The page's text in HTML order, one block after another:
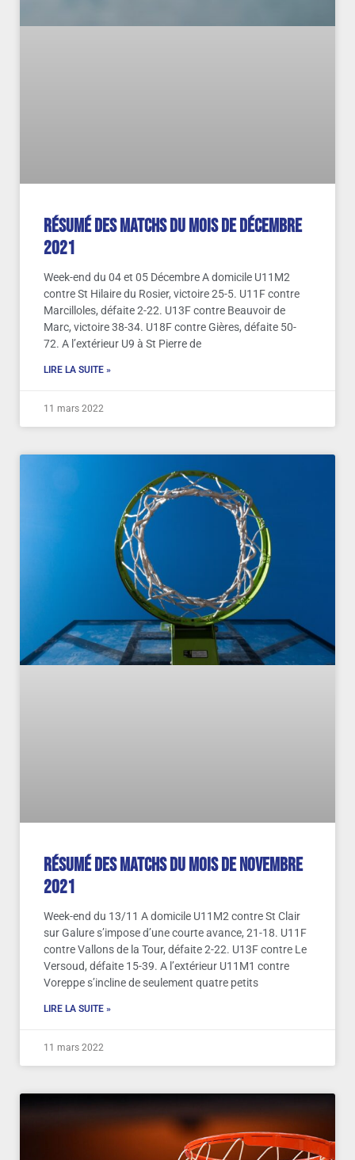
Résumé des matchs du mois de Décembre
2021
Week-end du 04 et 05 Décembre A domicile U11M2
contre St Hilaire du Rosier, victoire 25-5. U11F contre
Marcilloles, défaite 2-22. U13F contre Beauvoir de
Marc, victoire 38-34. U18F contre Gières, défaite 50-
72. A l’extérieur U9 à St Pierre de
LIRE LA SUITE »
11 mars 2022
Résumé des matchs du mois de Novembre
2021
Week-end du 13/11 A domicile U11M2 contre St Clair
sur Galure s’impose d’une courte avance, 21-18. U11F
contre Vallons de la Tour, défaite 2-22. U13F contre Le
Versoud, défaite 15-39. A l’extérieur U11M1 contre
Voreppe s’incline de seulement quatre petits
LIRE LA SUITE »
11 mars 2022